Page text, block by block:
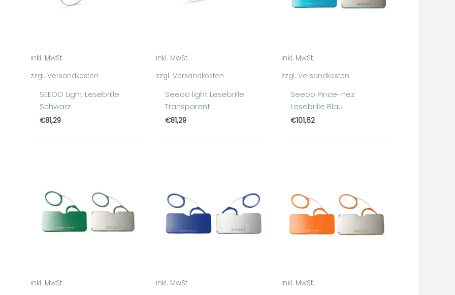
inkl. MwSt.
zzgl. Versandkosten
SEEOO Light Lesebrille
Schwarz
€81,29
inkl. MwSt.
zzgl. Versandkosten
Seeoo light Lesebrille
Transparent
€81,29
inkl. MwSt.
zzgl. Versandkosten
Seeoo Pince-nez
Lesebrille Blau
€101,62
inkl. MwSt.
inkl. MwSt.
inkl. MwSt.